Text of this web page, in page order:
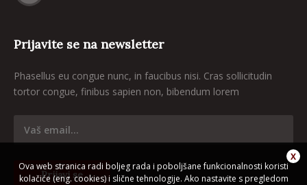
Prijavite se na newsletter
Phasellus eu congue nunc, in faucibus nisi. Cras sollicitudin
tortor congue, finibus sapien non, bibendum lorem
Ova web stranica radi boljeg rada i poboljšane funkcionalnosti koristi
kolačiće (eng. cookies) i slične tehnologije. Ako nastavite s pregledom